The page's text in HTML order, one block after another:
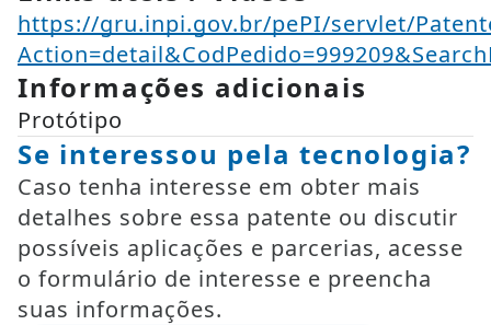
https://gru.inpi.gov.br/pePI/servlet/
Informações adicionais
Protótipo
Se interessou pela tecnologia?
Caso tenha interesse em obter mais
detalhes sobre essa patente ou discutir
possíveis aplicações e parcerias, acesse
o formulário de interesse e preencha
suas informações.